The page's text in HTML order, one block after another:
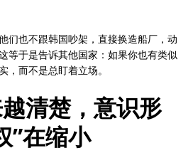
们也不跟韩国吵架，直接换造船厂，动
等于是告诉其他国家：如果你也有类似
，而不是总盯着立场。
清楚，意识形
”在缩小